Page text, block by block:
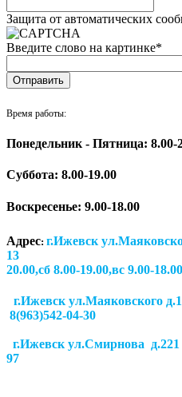
Защита от автоматических
Введите слово на картинке*
Время работы:
Понедельник - Пятница: 8.00-
Суббота: 8.00-19.00
Воскресенье: 9.00-18.00
Адрес: г.Ижевск
13 (Пн-
20.00,сб 8.00-19.00,вс 9.00-
г.Ижевск
8(963)542-04-30
г.Ижевск ул.Смирнова д.221
97